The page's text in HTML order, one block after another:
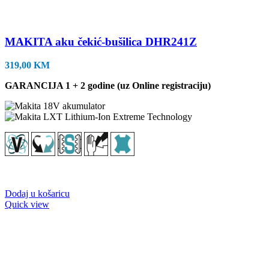
MAKITA aku čekić-bušilica DHR241Z
319,00 KM
GARANCIJA 1 + 2 godine (uz Online registraciju)
Dodaj u košaricu
Quick view